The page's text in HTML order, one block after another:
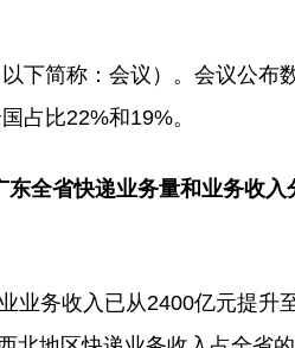
下简称：会议）。会议公布
占比22%和19%。
全省快递业务量和业务收
业务收入已从2400亿元提升